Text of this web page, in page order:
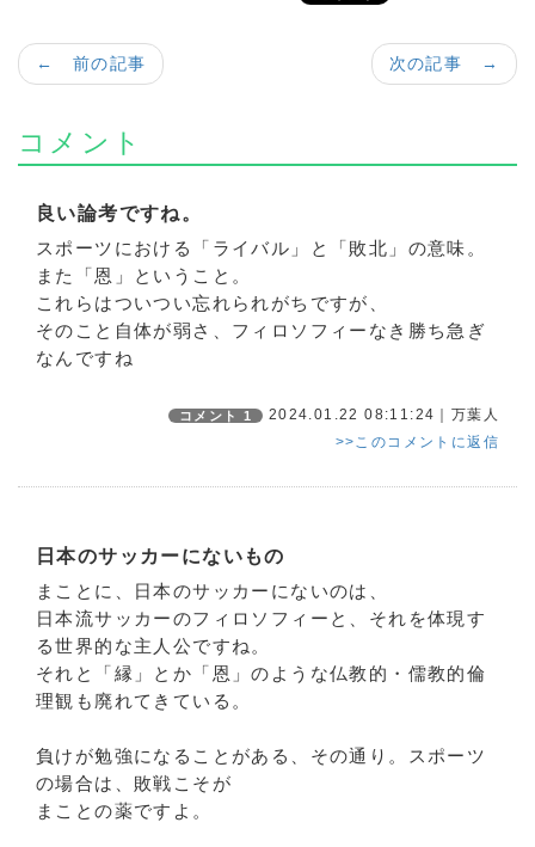
次の記事 →
← 前の記事
コメント
良い論考ですね。
スポーツにおける「ライバル」と「敗北」の意味。
また「恩」ということ。
これらはついつい忘れられがちですが、
そのこと自体が弱さ、フィロソフィーなき勝ち急ぎ
なんですね
コメント 1
2024.01.22 08:11:24｜万葉人
>>このコメントに返信
日本のサッカーにないもの
まことに、日本のサッカーにないのは、
日本流サッカーのフィロソフィーと、それを体現す
る世界的な主人公ですね。
それと「縁」とか「恩」のような仏教的・儒教的倫
理観も廃れてきている。
負けが勉強になることがある、その通り。スポーツ
の場合は、敗戦こそが
まことの薬ですよ。